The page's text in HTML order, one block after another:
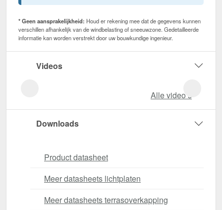
* Geen aansprakelijkheid: Houd er rekening mee dat de gegevens kunnen
verschillen afhankelijk van de windbelasting of sneeuwzone. Gedetailleerde
informatie kan worden verstrekt door uw bouwkundige ingenieur.
Videos
Alle video‘s
Downloads
Product datasheet
Meer datasheets lichtplaten
Meer datasheets terrasoverkapping